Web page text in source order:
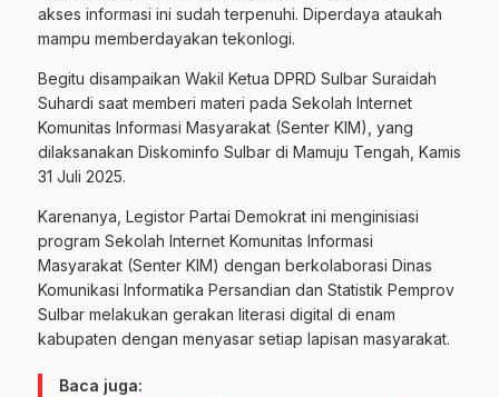
akses informasi ini sudah terpenuhi. Diperdaya ataukah
mampu memberdayakan tekonlogi.
Begitu disampaikan Wakil Ketua DPRD Sulbar Suraidah
Suhardi saat memberi materi pada Sekolah Internet
Komunitas Informasi Masyarakat (Senter KIM), yang
dilaksanakan Diskominfo Sulbar di Mamuju Tengah, Kamis
31 Juli 2025.
Karenanya, Legistor Partai Demokrat ini menginisiasi
program Sekolah Internet Komunitas Informasi
Masyarakat (Senter KIM) dengan berkolaborasi Dinas
Komunikasi Informatika Persandian dan Statistik Pemprov
Sulbar melakukan gerakan literasi digital di enam
kabupaten dengan menyasar setiap lapisan masyarakat.
Baca juga: